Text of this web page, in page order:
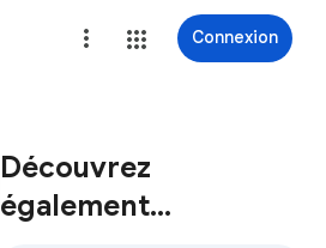
Connexion
Découvrez
également…